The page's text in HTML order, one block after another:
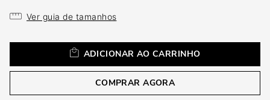
Ver guia de tamanhos
ADICIONAR AO CARRINHO
COMPRAR AGORA